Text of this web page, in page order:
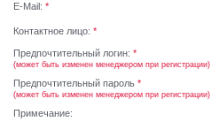
E-Mail: *
Контактное лицо: *
Предпочтительный логин: *
(может быть изменен менеджером при регистрации)
Предпочтительный пароль *
(может быть изменен менеджером при регистрации)
Примечание: